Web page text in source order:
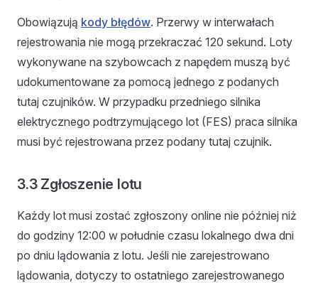
Obowiązują kody błędów. Przerwy w interwałach
rejestrowania nie mogą przekraczać 120 sekund. Loty
wykonywane na szybowcach z napędem muszą być
udokumentowane za pomocą jednego z podanych
tutaj czujników. W przypadku przedniego silnika
elektrycznego podtrzymującego lot (FES) praca silnika
musi być rejestrowana przez podany tutaj czujnik.
3.3 Zgłoszenie lotu
Każdy lot musi zostać zgłoszony online nie później niż
do godziny 12:00 w południe czasu lokalnego dwa dni
po dniu lądowania z lotu. Jeśli nie zarejestrowano
lądowania, dotyczy to ostatniego zarejestrowanego